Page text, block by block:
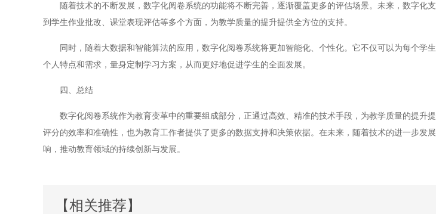
随着技术的不断发展，数字化阅卷系统的功能将不断完善，逐渐覆盖更多的评估场景。未来，数字化
到学生作业批改、课堂表现评估等多个方面，为教学质量的提升提供全方位的支持。
同时，随着大数据和智能算法的应用，数字化阅卷系统将更加智能化、个性化。它不仅可以为每个学
个人特点和需求，量身定制学习方案，从而更好地促进学生的全面发展。
四、总结
数字化阅卷系统作为教育变革中的重要组成部分，正通过高效、精准的技术手段，为教学质量的提升
评分的效率和准确性，也为教育工作者提供了更多的数据支持和决策依据。在未来，随着技术的进一步发
响，推动教育领域的持续创新与发展。
【相关推荐】